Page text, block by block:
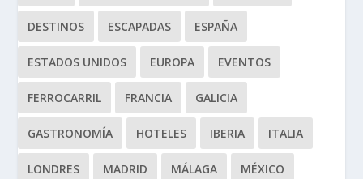
DESTINOS ESCAPADAS ESPAÑA
ESTADOS UNIDOS EUROPA EVENTOS
FERROCARRIL FRANCIA GALICIA
GASTRONOMÍA HOTELES IBERIA ITALIA
LONDRES MADRID MÁLAGA MÉXICO